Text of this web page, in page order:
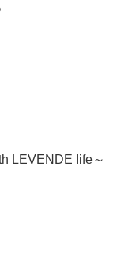
LEVENDE life～